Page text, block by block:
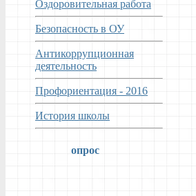
Оздоровительная работа
Безопасность в ОУ
Антикоррупционная
деятельность
Профориентация - 2016
История школы
опрос